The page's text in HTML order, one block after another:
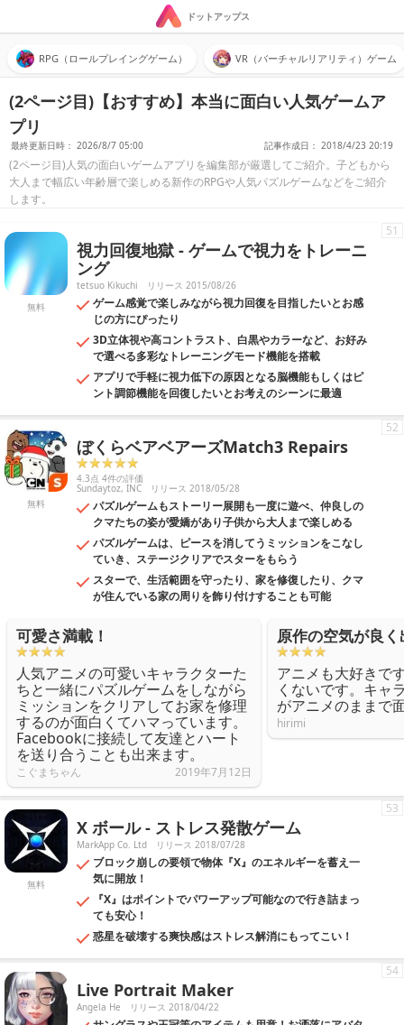
ドットアップス
RPG（ロールプレイングゲーム） VR（バーチャルリアリティ）ゲーム
(2ページ目)【おすすめ】本当に面白い人気ゲームア
プリ
最終更新日時： 2026/8/7 05:00 記事作成日： 2018/4/23 20:19
(2ページ目)人気の面白いゲームアプリを編集部が厳選してご紹介。子どもから
大人まで幅広い年齢層で楽しめる新作のRPGや人気パズルゲームなどをご紹介
します。
無料
視力回復地獄 - ゲームで視力をトレーニ
ング
tetsuo Kikuchi リリース 2015/08/26
ゲーム感覚で楽しみながら視力回復を目指したいとお感
じの方にぴったり
3D立体視や高コントラスト、白黒やカラーなど、お好み
で選べる多彩なトレーニングモード機能を搭載
アプリで手軽に視力低下の原因となる脳機能もしくはピ
ント調節機能を回復したいとお考えのシーンに最適
51
無料
ぼくらベアベアーズMatch3 Repairs
4.3点 4件の評価
Sundaytoz, INC リリース 2018/05/28
パズルゲームもストーリー展開も一度に遊べ、仲良しの
クマたちの姿が愛嬌があり子供から大人まで楽しめる
パズルゲームは、ピースを消してうミッションをこなし
ていき、ステージクリアでスターをもらう
スターで、生活範囲を守ったり、家を修復したり、クマ
が住んでいる家の周りを飾り付けすることも可能
52
可愛さ満載！
人気アニメの可愛いキャラクターた
ちと一緒にパズルゲームをしながら
ミッションをクリアしてお家を修理
するのが面白くてハマっています。
Facebookに接続して友達とハート
を送り合うことも出来ます。
こぐまちゃん 2019年7月12日
原作の空気が良く
アニメも大好きで
くないです。キャ
がアニメのままで
hirimi
無料
X ボール - ストレス発散ゲーム
MarkApp Co. Ltd リリース 2018/07/28
ブロック崩しの要領で物体『X』のエネルギーを蓄え一
気に開放！
『X』はポイントでパワーアップ可能なので行き詰まっ
ても安心！
惑星を破壊する爽快感はストレス解消にもってこい！
53
Live Portrait Maker
Angela He リリース 2018/04/22
54